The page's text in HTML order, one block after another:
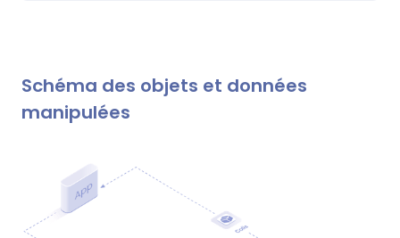
Schéma des objets et données
manipulées